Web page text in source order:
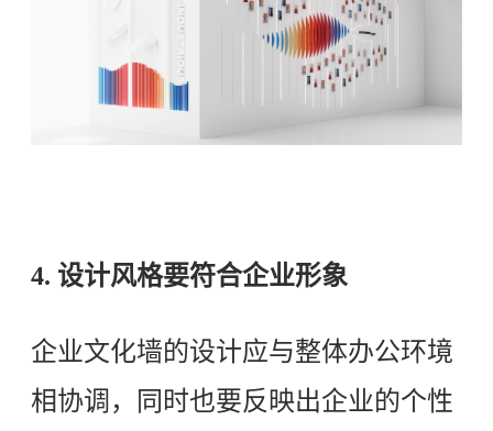
4. 设计风格要符合企业形象
企业文化墙的设计应与整体办公环境
相协调，同时也要反映出企业的个性